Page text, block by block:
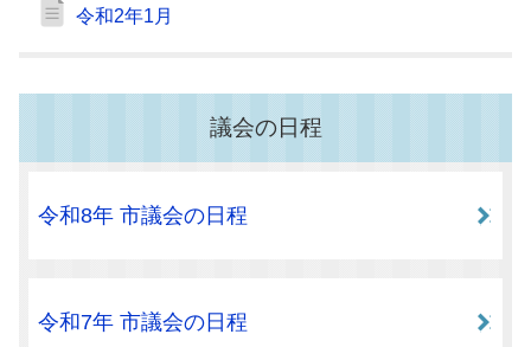
令和2年1月
議会の日程
令和8年 市議会の日程
令和7年 市議会の日程